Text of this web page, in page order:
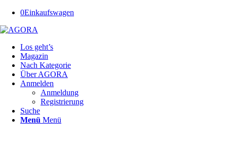
0Einkaufswagen
Los geht’s
Magazin
Nach Kategorie
Über AGORA
Anmelden
Anmeldung
Registrierung
Suche
Menü Menü